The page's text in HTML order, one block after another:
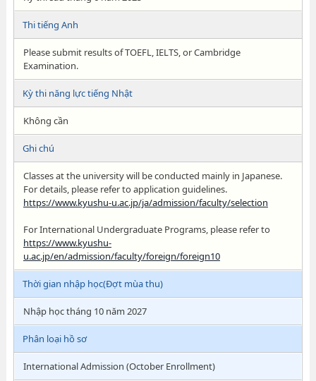
Thi tiếng Anh
Please submit results of TOEFL, IELTS, or Cambridge
Examination.
Kỳ thi năng lực tiếng Nhật
Không cần
Ghi chú
Classes at the university will be conducted mainly in Japanese.
For details, please refer to application guidelines.
https://www.kyushu-u.ac.jp/ja/admission/faculty/selection
For International Undergraduate Programs, please refer to
https://www.kyushu-
u.ac.jp/en/admission/faculty/foreign/foreign10
Thời gian nhập học(Đợt mùa thu)
Nhập học tháng 10 năm 2027
Phân loại hồ sơ
International Admission (October Enrollment)